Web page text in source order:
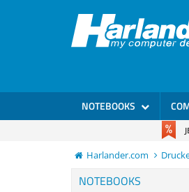
NOTEBOOKS
Harlander.com
NOTEBOOKS